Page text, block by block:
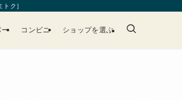
ク］
ー コンビニ ショップを選ぶ